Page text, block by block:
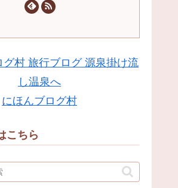
にほんブログ村
こちら